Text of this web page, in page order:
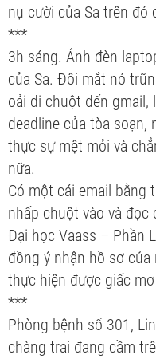
nụ cười của Sa trên đó
***
3h sáng. Ánh đèn
của Sa. Đôi mắt nó
oải di chuột đến gmail,
deadline của tòa soạn,
thực sự mệt mỏi và
nữa.
Có một cái email bằng
nhấp chuột vào và đọc
Đại học Vaass – Phần
đồng ý nhận hồ sơ
thực hiện được giấc
***
Phòng bệnh số 301,
chàng trai đang cầm